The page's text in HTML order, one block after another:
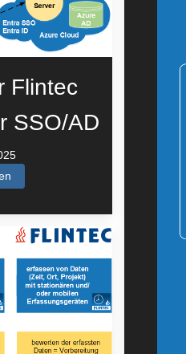
Flintec
SSO/AD